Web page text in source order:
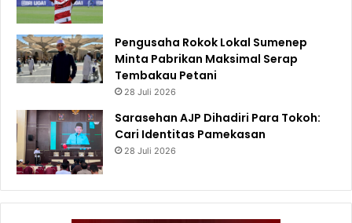
Pengusaha Rokok Lokal Sumenep
Minta Pabrikan Maksimal Serap
Tembakau Petani
28 Juli 2026
Sarasehan AJP Dihadiri Para Tokoh:
Cari Identitas Pamekasan
28 Juli 2026